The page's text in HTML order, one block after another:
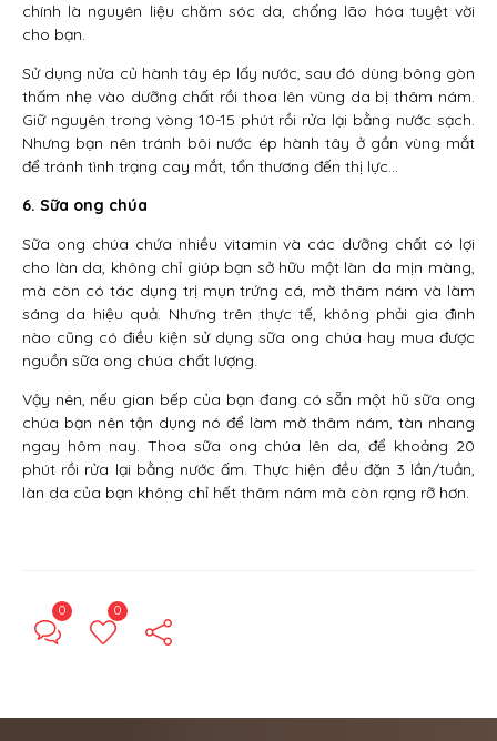
chính là nguyên liệu chăm sóc da, chống lão hóa tuyệt vời
cho bạn.
Sử dụng nửa củ hành tây ép lấy nước, sau đó dùng bông gòn
thấm nhẹ vào dưỡng chất rồi thoa lên vùng da bị thâm nám.
Giữ nguyên trong vòng 10-15 phút rồi rửa lại bằng nước sạch.
Nhưng bạn nên tránh bôi nước ép hành tây ở gần vùng mắt
để tránh tình trạng cay mắt, tổn thương đến thị lực…
6. Sữa ong chúa
Sữa ong chúa chứa nhiều vitamin và các dưỡng chất có lợi
cho làn da, không chỉ giúp bạn sở hữu một làn da mịn màng,
mà còn có tác dụng trị mụn trứng cá, mờ thâm nám và làm
sáng da hiệu quả. Nhưng trên thực tế, không phải gia đình
nào cũng có điều kiện sử dụng sữa ong chúa hay mua được
nguồn sữa ong chúa chất lượng.
Vậy nên, nếu gian bếp của bạn đang có sẵn một hũ sữa ong
chúa bạn nên tận dụng nó để làm mờ thâm nám, tàn nhang
ngay hôm nay. Thoa sữa ong chúa lên da, để khoảng 20
phút rồi rửa lại bằng nước ấm. Thực hiện đều đặn 3 lần/tuần,
làn da của bạn không chỉ hết thâm nám mà còn rạng rỡ hơn.
0 0